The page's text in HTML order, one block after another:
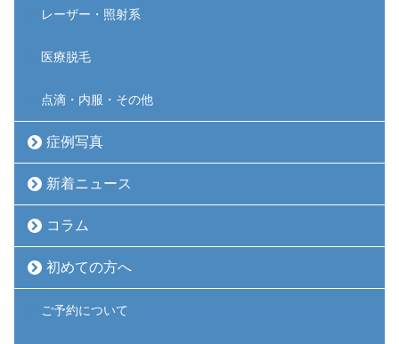
レーザー・照射系
医療脱毛
点滴・内服・その他
症例写真
新着ニュース
コラム
初めての方へ
ご予約について